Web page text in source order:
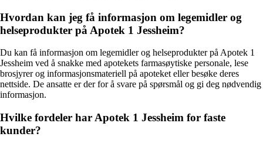
Hvordan kan jeg få informasjon om legemidler og
helseprodukter på Apotek 1 Jessheim?
Du kan få informasjon om legemidler og helseprodukter på Apotek 1
Jessheim ved å snakke med apotekets farmasøytiske personale, lese
brosjyrer og informasjonsmateriell på apoteket eller besøke deres
nettside. De ansatte er der for å svare på spørsmål og gi deg nødvendig
informasjon.
Hvilke fordeler har Apotek 1 Jessheim for faste
kunder?